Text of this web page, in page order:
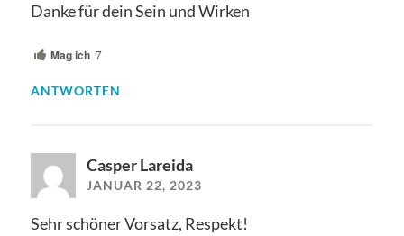
Danke für dein Sein und Wirken
Mag ich 7
ANTWORTEN
Casper Lareida
JANUAR 22, 2023
Sehr schöner Vorsatz, Respekt!